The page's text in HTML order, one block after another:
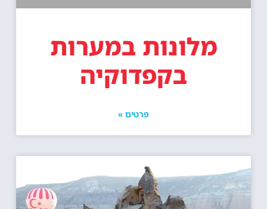
מלונות במערות
בקפדוקיה
פרטים »